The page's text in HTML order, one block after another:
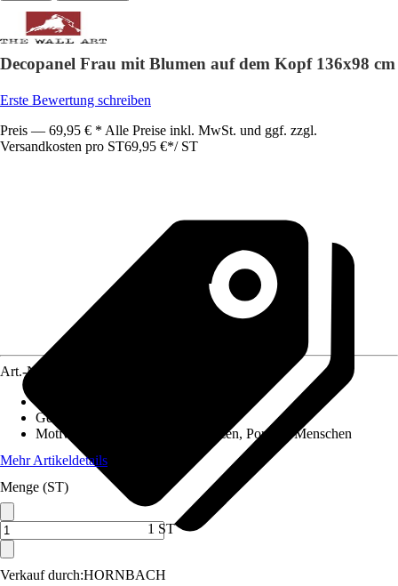
Decopanel Frau mit Blumen auf dem Kopf 136x98 cm
Erste Bewertung schreiben
Preis — 69,95 € * Alle Preise inkl. MwSt. und ggf. zzgl.
Versandkosten pro ST69,95 €*/ ST
Verkauf durch:HORNBACH
Art.-Nr.
Gewicht
Motivkategorie
Blumen & Pflanzen, Portrait, Menschen
Mehr Artikeldetails
Menge (ST)
1 ST